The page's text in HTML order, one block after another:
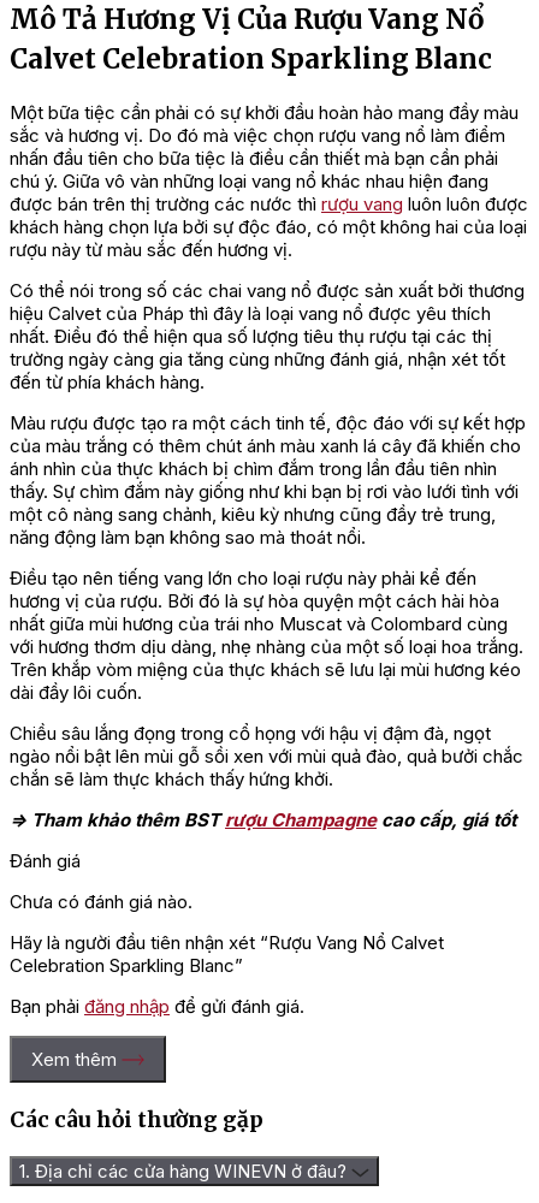
Mô Tả Hương Vị Của Rượu Vang Nổ
Calvet Celebration Sparkling Blanc
Một bữa tiệc cần phải có sự khởi đầu hoàn hảo mang đầy màu
sắc và hương vị. Do đó mà việc chọn rượu vang nổ làm điểm
nhấn đầu tiên cho bữa tiệc là điều cần thiết mà bạn cần phải
chú ý. Giữa vô vàn những loại vang nổ khác nhau hiện đang
được bán trên thị trường các nước thì rượu vang luôn luôn được
khách hàng chọn lựa bởi sự độc đáo, có một không hai của loại
rượu này từ màu sắc đến hương vị.
Có thể nói trong số các chai vang nổ được sản xuất bởi thương
hiệu Calvet của Pháp thì đây là loại vang nổ được yêu thích
nhất. Điều đó thể hiện qua số lượng tiêu thụ rượu tại các thị
trường ngày càng gia tăng cùng những đánh giá, nhận xét tốt
đến từ phía khách hàng.
Màu rượu được tạo ra một cách tinh tế, độc đáo với sự kết hợp
của màu trắng có thêm chút ánh màu xanh lá cây đã khiến cho
ánh nhìn của thực khách bị chìm đắm trong lần đầu tiên nhìn
thấy. Sự chìm đắm này giống như khi bạn bị rơi vào lưới tình với
một cô nàng sang chảnh, kiêu kỳ nhưng cũng đầy trẻ trung,
năng động làm bạn không sao mà thoát nổi.
Điều tạo nên tiếng vang lớn cho loại rượu này phải kể đến
hương vị của rượu. Bởi đó là sự hòa quyện một cách hài hòa
nhất giữa mùi hương của trái nho Muscat và Colombard cùng
với hương thơm dịu dàng, nhẹ nhàng của một số loại hoa trắng.
Trên khắp vòm miệng của thực khách sẽ lưu lại mùi hương kéo
dài đầy lôi cuốn.
Chiều sâu lắng đọng trong cổ họng với hậu vị đậm đà, ngọt
ngào nổi bật lên mùi gỗ sồi xen với mùi quả đào, quả bưởi chắc
chắn sẽ làm thực khách thấy hứng khởi.
=> Tham khảo thêm BSTrượu Champagnecao cấp, giá tốt
Đánh giá
Chưa có đánh giá nào.
Hãy là người đầu tiên nhận xét “Rượu Vang Nổ Calvet
Celebration Sparkling Blanc”
Bạn phải đăng nhập để gửi đánh giá.
Xem thêm
Các câu hỏi thường gặp
1. Địa chỉ các cửa hàng WINEVN ở đâu?